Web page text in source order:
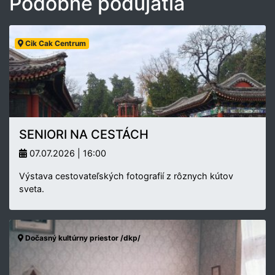
Cik Cak Centrum
SENIORI NA CESTÁCH
07.07.2026 | 16:00
Výstava cestovateľských fotografií z rôznych kútov
sveta.
Dočasný kultúrny priestor /dkp/